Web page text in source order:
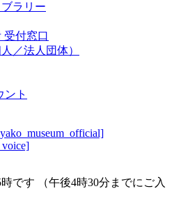
ラリー
受付窓口
／法人団体）
ント
です （午後4時30分までにご入